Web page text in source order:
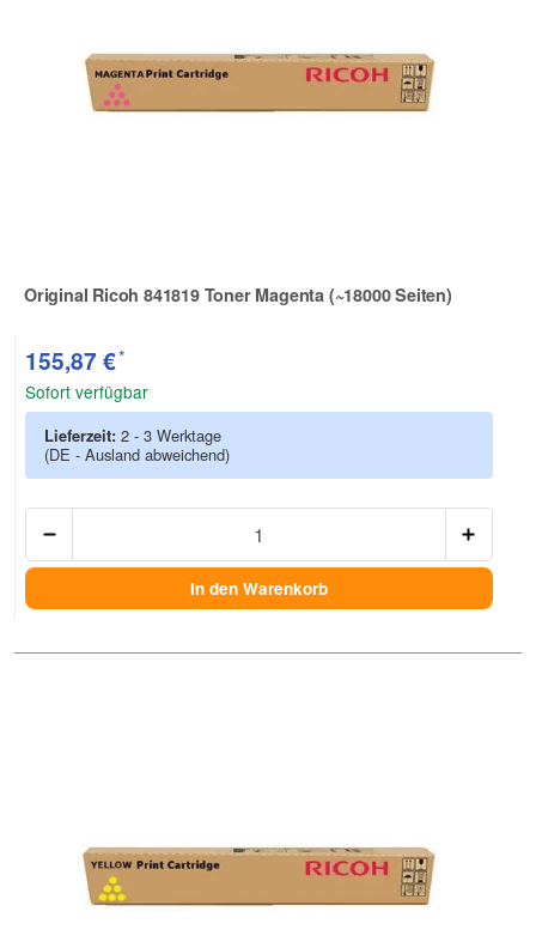
Original Ricoh 841819 Toner Magenta (~18000 Seiten)
Zur Artikelbewertung
155,87 €*
Sofort verfügbar
Lieferzeit: 2 - 3 Werktage
(DE - Ausland abweichend)
In den Warenkorb